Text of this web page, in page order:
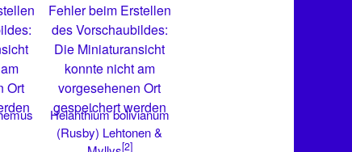
Ort
Fehler beim Erstellen
des Vorschaubildes:
Die Miniaturansicht
konnte nicht am
vorgesehenen Ort
gespeichert werden
Helanthium bolivianum
(Rusby) Lehtonen &
[2]